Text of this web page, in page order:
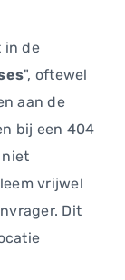
in de
", oftewel
aan de
bij een 404
niet
vrijwel
Dit